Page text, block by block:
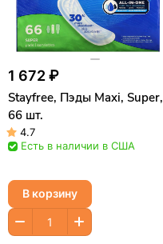
1 672 ₽
Stayfree, Пэды Maxi, Super,
66 шт.
4.7
Есть в наличии в США
В корзину